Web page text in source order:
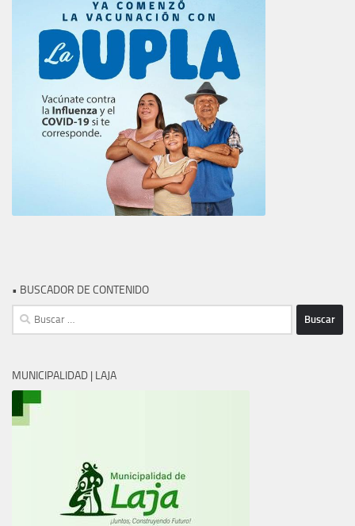
• BUSCADOR DE CONTENIDO
Buscar:
MUNICIPALIDAD | LAJA